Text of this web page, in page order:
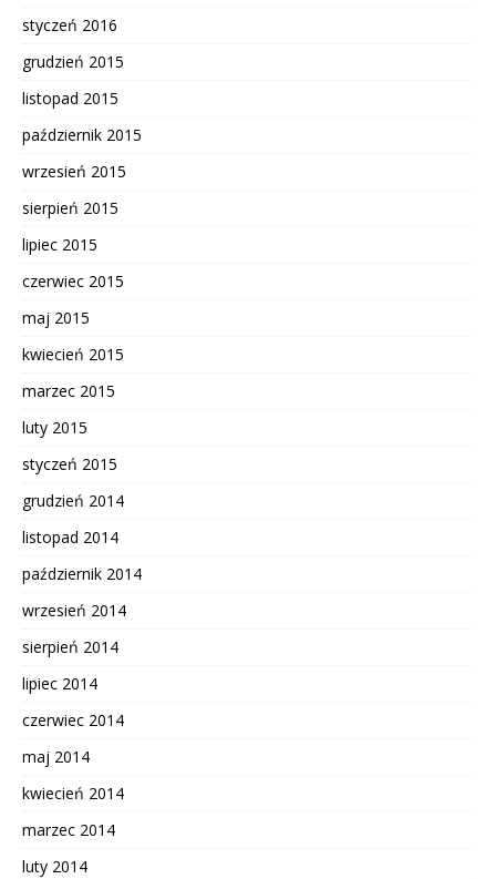
styczeń 2016
grudzień 2015
listopad 2015
październik 2015
wrzesień 2015
sierpień 2015
lipiec 2015
czerwiec 2015
maj 2015
kwiecień 2015
marzec 2015
luty 2015
styczeń 2015
grudzień 2014
listopad 2014
październik 2014
wrzesień 2014
sierpień 2014
lipiec 2014
czerwiec 2014
maj 2014
kwiecień 2014
marzec 2014
luty 2014